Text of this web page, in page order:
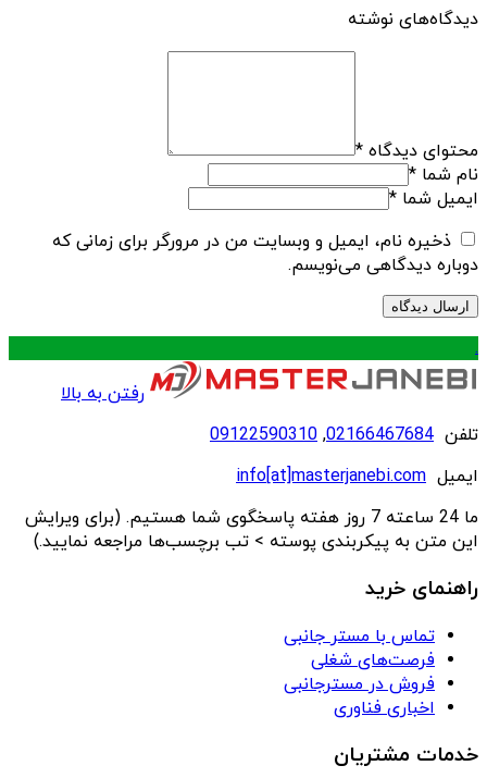
دیدگاه‌های نوشته
محتوای دیدگاه *
نام شما *
ایمیل شما *
ذخیره نام، ایمیل و وبسایت من در مرورگر برای زمانی که
دوباره دیدگاهی می‌نویسم.
.
رفتن به بالا
تلفن 02166467684
,
09122590310
ایمیل info[at]masterjanebi.com
ما 24 ساعته 7 روز هفته پاسخگوی شما هستیم. (برای ویرایش
این متن به پیکربندی پوسته > تب برچسب‌ها مراجعه نمایید.)
راهنمای خرید
تماس با مستر جانبی
فرصت‌های شغلی
فروش در مسترجانبی
اخباری فناوری
خدمات مشتریان